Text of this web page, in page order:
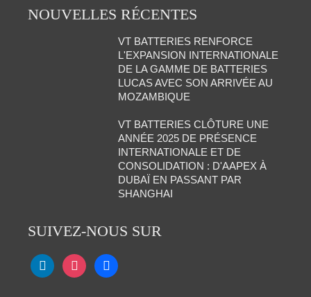
NOUVELLES RÉCENTES
VT BATTERIES RENFORCE
L'EXPANSION INTERNATIONALE
DE LA GAMME DE BATTERIES
LUCAS AVEC SON ARRIVÉE AU
MOZAMBIQUE
VT BATTERIES CLÔTURE UNE
ANNÉE 2025 DE PRÉSENCE
INTERNATIONALE ET DE
CONSOLIDATION : D'AAPEX À
DUBAÏ EN PASSANT PAR
SHANGHAI
SUIVEZ-NOUS SUR